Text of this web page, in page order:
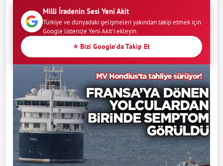
Milli İradenin Sesi Yeni Akit
Türkiye ve dünyadaki gelişmeleri yakından takip etmek için
Google listenize Yeni Akit'i ekleyin.
⭐ Bizi Google'da Takip Et